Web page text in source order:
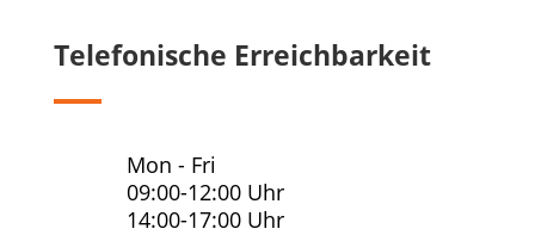
Telefonische Erreichbarkeit
Mon - Fri
09:00-12:00 Uhr
14:00-17:00 Uhr